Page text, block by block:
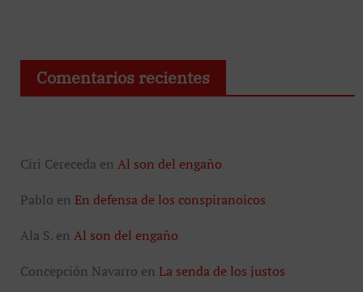
Comentarios recientes
Ciri Cereceda en Al son del engaño
Pablo en En defensa de los conspiranoicos
Ala S.en Al son del engaño
Concepción Navarro en La senda de los justos